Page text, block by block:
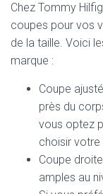
Chez Tommy
coupes pour vos
de la taille. Voici
marque :
Coupe
près du
vous optez
choisir votre
Coupe
amples au